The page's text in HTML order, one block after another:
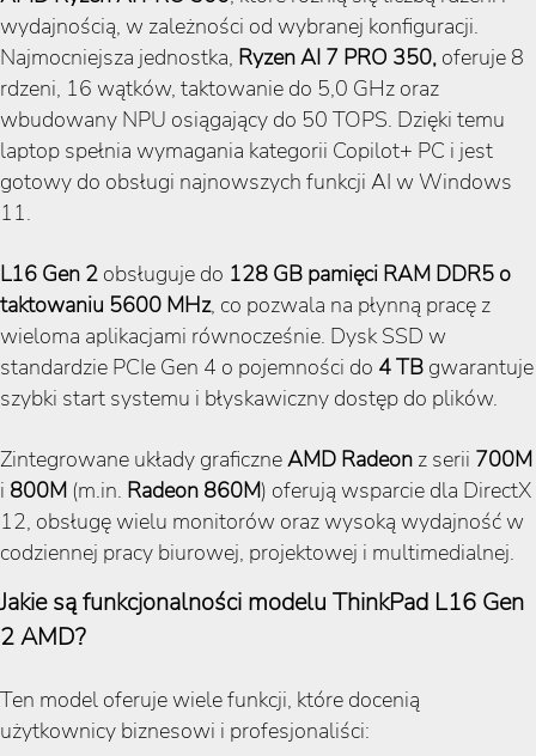
wydajnością, w zależności od wybranej konfiguracji.
Najmocniejsza jednostka, Ryzen AI 7 PRO 350, oferuje 8
rdzeni, 16 wątków, taktowanie do 5,0 GHz oraz
wbudowany NPU osiągający do 50 TOPS. Dzięki temu
laptop spełnia wymagania kategorii Copilot+ PC i jest
gotowy do obsługi najnowszych funkcji AI w Windows
11.
L16 Gen 2 obsługuje do 128 GB pamięci RAM DDR5 o
taktowaniu 5600 MHz, co pozwala na płynną pracę z
wieloma aplikacjami równocześnie. Dysk SSD w
standardzie PCIe Gen 4 o pojemności do 4 TB gwarantuje
szybki start systemu i błyskawiczny dostęp do plików.
Zintegrowane układy graficzneAMD Radeon z serii 700M
i 800M (m.in. Radeon 860M) oferują wsparcie dla DirectX
12, obsługę wielu monitorów oraz wysoką wydajność w
codziennej pracy biurowej, projektowej i multimedialnej.
Jakie są funkcjonalności modelu ThinkPad L16 Gen
2 AMD?
Ten model oferuje wiele funkcji, które docenią
użytkownicy biznesowi i profesjonaliści: